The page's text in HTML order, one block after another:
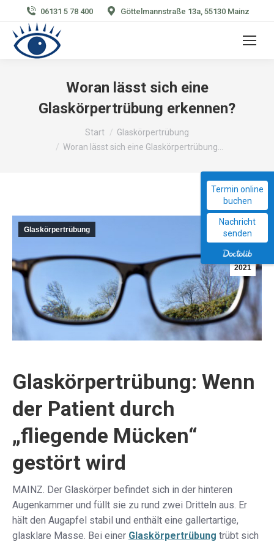
Termin online
buchen
Nachricht
senden
06131 5 78 400 Göttelmannstraße 13a, 55130 Mainz
Woran lässt sich eine
Glaskörpertrübung erkennen?
Sie befinden sich hier:
Start
Glaskörpertrübung
Woran lässt sich eine Glaskörpertrübung…
März
10
2021
Glaskörpertrübung
Glaskörpertrübung: Wenn
der Patient durch
„fliegende Mücken“
gestört wird
MAINZ. Der Glaskörper befindet sich in der hinteren
Augenkammer und füllt sie zu rund zwei Dritteln aus. Er
hält den Augapfel stabil und enthält eine gallertartige,
glasklare Masse. Bei einer Glaskörpertrübung trübt sich